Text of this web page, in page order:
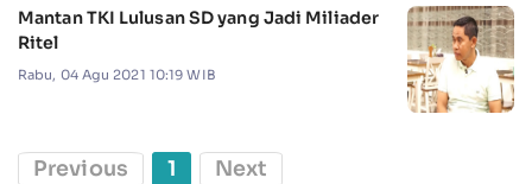
Mantan TKI Lulusan SD yang Jadi Miliader
Ritel
Rabu, 04 Agu 2021 10:19 WIB
Previous 1 Next